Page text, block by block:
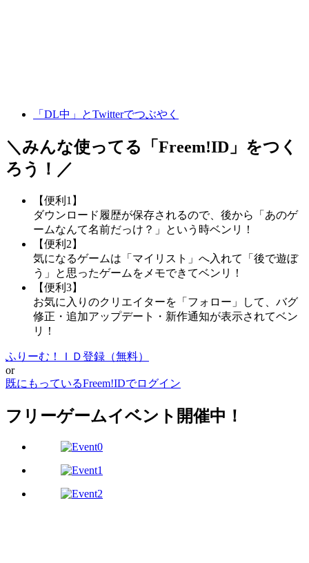
「DL中」とTwitterでつぶやく
＼みんな使ってる「 Freem!ID 」をつく
ろう！／
【便利1】
ダウンロード履歴が保存されるので、後から「あのゲ
ームなんて名前だっけ？」という時ベンリ！
【便利2】
気になるゲームは「マイリスト」へ入れて「後で遊ぼ
う」と思ったゲームをメモできてベンリ！
【便利3】
お気に入りのクリエイターを「フォロー」して、バグ
修正・追加アップデート・新作通知が表示されてベン
リ！
ふりーむ！ＩＤ登録（無料）
or
既にもっているFreem!IDでログイン
フリーゲームイベント開催中！